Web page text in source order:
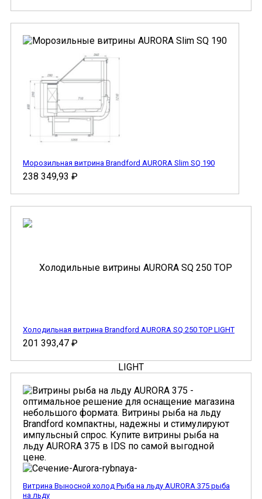
Морозильная витрина Brandford AURORA Slim SQ 190
238 349,93 ₽
Холодильная витрина Brandford AURORA SQ 250 TOP LIGHT
201 393,47 ₽
Витрина Выносной холод Рыба на льду AURORA 375 рыба
на льду